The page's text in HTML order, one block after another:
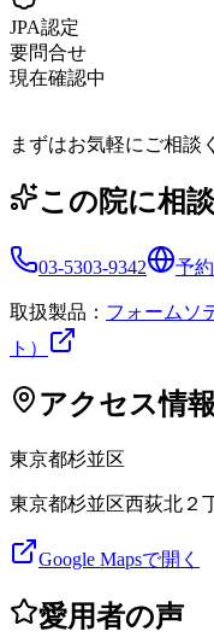
JPA認定
要問合せ
現在確認中
まずはお気軽にご相談
この院に相
03-5303-9342 予
取扱製品： フォームソ
ト）
アクセス情報
東京都杉並区
東京都杉並区西荻北２
Google Mapsで開く
愛用者の声